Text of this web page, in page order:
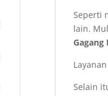
Seperti
lain.
Gagang
Selain